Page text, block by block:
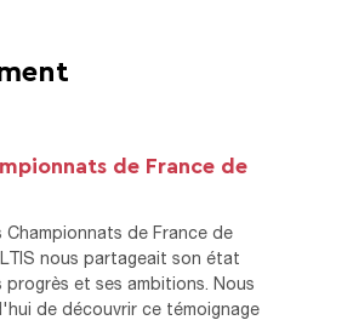
de France de
de France de
nous partageait son état
et ses ambitions. Nous
de découvrir ce témoignage